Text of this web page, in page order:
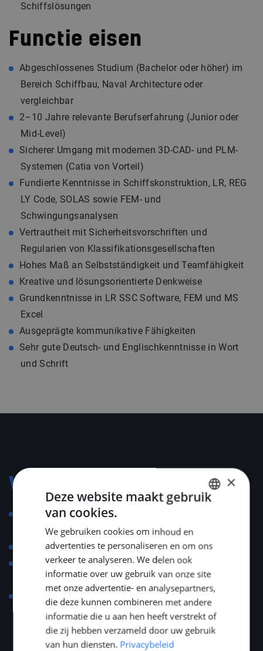
Schiffslösungen
Functie eisen
Abgeschlossenes Studium (Bachelor oder höher) im
Bereich Schiffbau, Naval Architecture oder
vergleichbar
2–10 Jahre relevante Berufserfahrung (Junior oder
Mid-Level)
Sicherer Umgang mit modernen 3D-CAD- und PLM-
Systemen (Catia von Vorteil)
Fundierte Kenntnisse in Schiffskonstruktion, LR, REG
LY Code, SOLAS sowie FEM- und
Schwingungsanalysen
Vertrautheit mit Sicherheitsvorschriften und
Regularien von Klassifikationsgesellschaften
Hohes Maß an Selbstständigkeit und Teamfähigkeit
Kreative und lösungsorientierte Denkweise
Grundkenntnisse in LR SSC Software, FEM und MS
Excel
Ausgeprägte kommunikative Fähigkeiten
Sehr gute Deutsch- und Englischkenntnisse in Wort
und Schrift
Voorwaarden
Wettbewerbsfähiges Gehalt, abhängig von Erfahrung
und Qualifikation
Unterstützung bei Umzug und Wohnungssuche
Einladungen zu maritimen Branchenevents wie
METSTRADE, SMM und Offshore Energy
Gerne erläutern wir Ihnen das Gesamtpaket in einem
persönlichen Gespräch, maßgeschneidert auf Ihre
individuelle Situation.
×
Deze website maakt gebruik
van cookies.
We gebruiken cookies om inhoud en
advertenties te personaliseren en om ons
verkeer te analyseren. We delen ook
informatie over uw gebruik van onze site
met onze advertentie- en analysepartners,
die deze kunnen combineren met andere
informatie die u aan hen heeft verstrekt of
die zij hebben verzameld door uw gebruik
van hun diensten. Privacybeleid